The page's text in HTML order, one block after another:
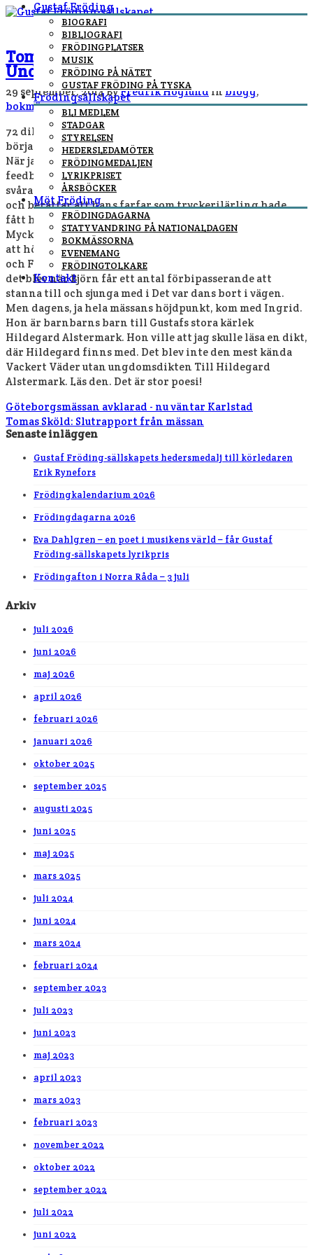
Gustaf Fröding
BIOGRAFI
BIBLIOGRAFI
FRÖDINGPLATSER
MUSIK
FRÖDING PÅ NÄTET
GUSTAF FRÖDING PÅ TYSKA
Frödingsällskapet
BLI MEDLEM
STADGAR
STYRELSEN
HEDERSLEDAMÖTER
FRÖDINGMEDALJEN
LYRIKPRISET
ÅRSBÖCKER
Möt Fröding
FRÖDINGDAGARNA
STATYVANDRING PÅ NATIONALDAGEN
BOKMÄSSORNA
EVENEMANG
FRÖDINGTOLKARE
Kontakt
Tomas Sköld: Dag tre på bokmässan.
Underbara möten
29 september, 2014ByFredrik Höglund In blogg,
bokmässa,nyheter/
72 dikter blev det och vilka möten. Redan på spårvagnen
börjar vi prata Fröding. I montern kommer sedan Joakim.
När jag läst för honom läser han Atlantis för att få
feedback och gör det jättebra. Än bättre läser han den
svåra En Ghasel. Sedan kommer Oskar Wallers barnbarn
och berättar att hans farfar som tryckerilärling hade
fått hämta Gustaf vid tåget och fått en krona i dricks.
Mycket pengar 1890. Joels familj fortsätter att komma för
att höra bergtrollet. I dag kom två systrar. Björn, Anna
och Fredrik kom som avlösning i montern. Vilket möte
det blev när Björn får ett antal förbipasserande att
stanna till och sjunga med i Det var dans bort i vägen.
Men dagens, ja hela mässans höjdpunkt, kom med Ingrid.
Hon är barnbarns barn till Gustafs stora kärlek
Hildegard Alstermark. Hon ville att jag skulle läsa en dikt,
där Hildegard finns med. Det blev inte den mest kända
Vackert Väder utan ungdomsdikten Till Hildegard
Alstermark. Läs den. Det är stor poesi!
Göteborgsmässan avklarad - nu väntar Karlstad
Tomas Sköld: Slutrapport från mässan
Senaste inläggen
Gustaf Fröding-sällskapets hedersmedalj till körledaren
Erik Rynefors
Frödingkalendarium 2026
Frödingdagarna 2026
Eva Dahlgren – en poet i musikens värld – får Gustaf
Fröding-sällskapets lyrikpris
Frödingafton i Norra Råda – 3 juli
Arkiv
juli 2026
juni 2026
maj 2026
april 2026
februari 2026
januari 2026
oktober 2025
september 2025
augusti 2025
juni 2025
maj 2025
mars 2025
juli 2024
juni 2024
mars 2024
februari 2024
september 2023
juli 2023
juni 2023
maj 2023
april 2023
mars 2023
februari 2023
november 2022
oktober 2022
september 2022
juli 2022
juni 2022